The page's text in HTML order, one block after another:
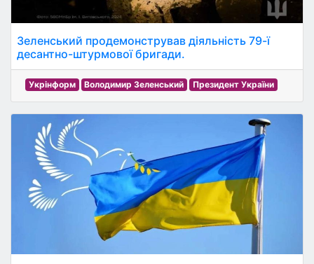
Зеленський продемонстрував діяльність 79-ї
десантно-штурмової бригади.
Укрінформ Володимир Зеленський Президент України